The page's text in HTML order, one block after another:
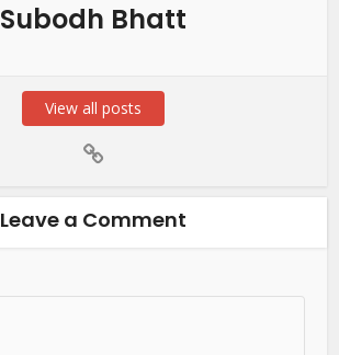
Subodh Bhatt
View all posts
Leave a Comment